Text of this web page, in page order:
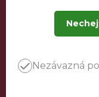
Nezávazná